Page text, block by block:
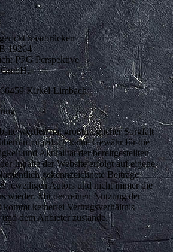
Saarbrücken
19264
PPG Perspektive
GmbH,
Kirkel-Limbach
werden mit größtmöglicher Sorgfalt
jedoch keine Gewähr für die
und Aktualität der bereitgestellten
Inhalte der Website erfolgt auf eigene
gekennzeichnete Beiträge
jeweiligen Autors und nicht immer die
wieder. Mit der reinen Nutzung der
kommt keinerlei Vertragsverhältnis
dem Anbieter zustande.